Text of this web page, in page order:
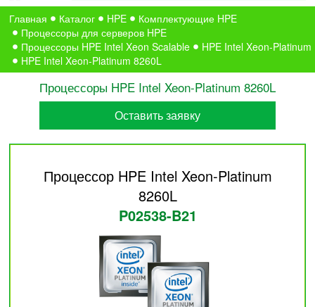
Главная Каталог HPE
Комплектующие HPE
Процессоры для серверов HPE
Процессоры HPE Intel Xeon Scalable
HPE Intel Xeon-Platinum
HPE Intel Xeon-Platinum 8260L
Процессоры HPE Intel Xeon-Platinum 8260L
Оставить заявку
Процессор HPE Intel Xeon-Platinum
8260L
P02538-B21